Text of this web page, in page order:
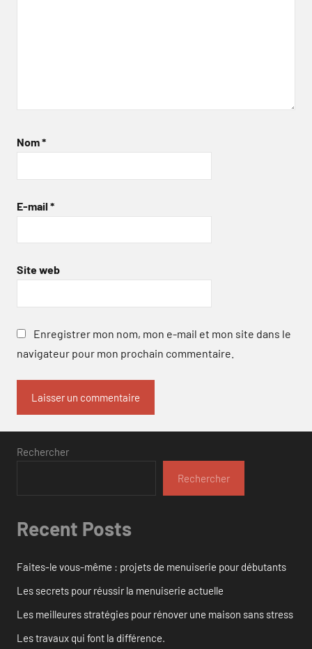
Nom*
E-mail *
Site web
Enregistrer mon nom, mon e-mail et mon site dans le
navigateur pour mon prochain commentaire.
Rechercher
Rechercher
Recent Posts
Faites-le vous-même : projets de menuiserie pour débutants
Les secrets pour réussir la menuiserie actuelle
Les meilleures stratégies pour rénover une maison sans stress
Les travaux qui font la différence.